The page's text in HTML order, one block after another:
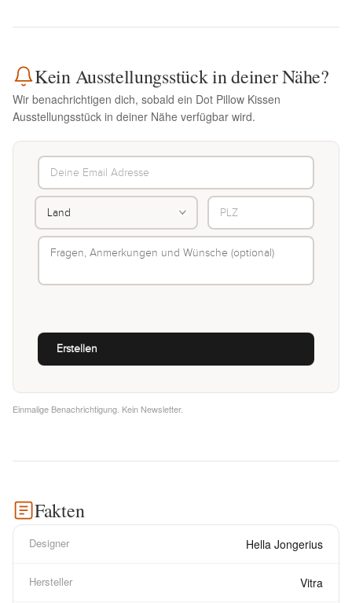
Kein Ausstellungsstück in deiner Nähe?
Wir benachrichtigen dich, sobald ein Dot Pillow Kissen
Ausstellungsstück in deiner Nähe verfügbar wird.
Einmalige Benachrichtigung. Kein Newsletter.
Fakten
Designer Hella Jongerius
Hersteller Vitra